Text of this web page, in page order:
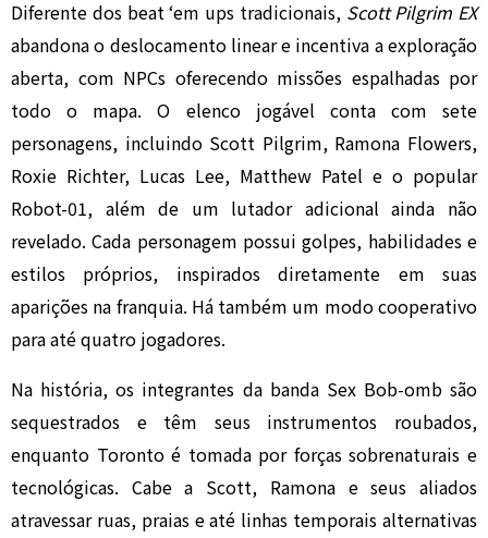
Diferente dos beat ‘em ups tradicionais, Scott Pilgrim EX
abandona o deslocamento linear e incentiva a exploração
aberta, com NPCs oferecendo missões espalhadas por
todo o mapa. O elenco jogável conta com sete
personagens, incluindo Scott Pilgrim, Ramona Flowers,
Roxie Richter, Lucas Lee, Matthew Patel e o popular
Robot-01, além de um lutador adicional ainda não
revelado. Cada personagem possui golpes, habilidades e
estilos próprios, inspirados diretamente em suas
aparições na franquia. Há também um modo cooperativo
para até quatro jogadores.
Na história, os integrantes da banda Sex Bob-omb são
sequestrados e têm seus instrumentos roubados,
enquanto Toronto é tomada por forças sobrenaturais e
tecnológicas. Cabe a Scott, Ramona e seus aliados
atravessar ruas, praias e até linhas temporais alternativas